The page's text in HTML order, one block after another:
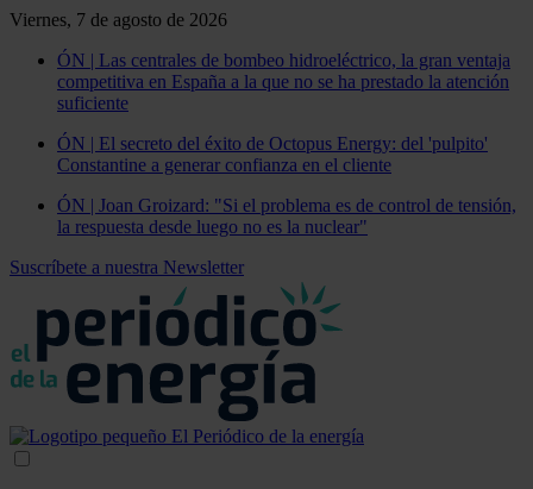
Viernes, 7 de agosto de 2026
ÓN | Las centrales de bombeo hidroeléctrico, la gran ventaja
competitiva en España a la que no se ha prestado la atención
suficiente
ÓN | El secreto del éxito de Octopus Energy: del 'pulpito'
Constantine a generar confianza en el cliente
ÓN | Joan Groizard: "Si el problema es de control de tensión,
la respuesta desde luego no es la nuclear"
Suscríbete a nuestra Newsletter